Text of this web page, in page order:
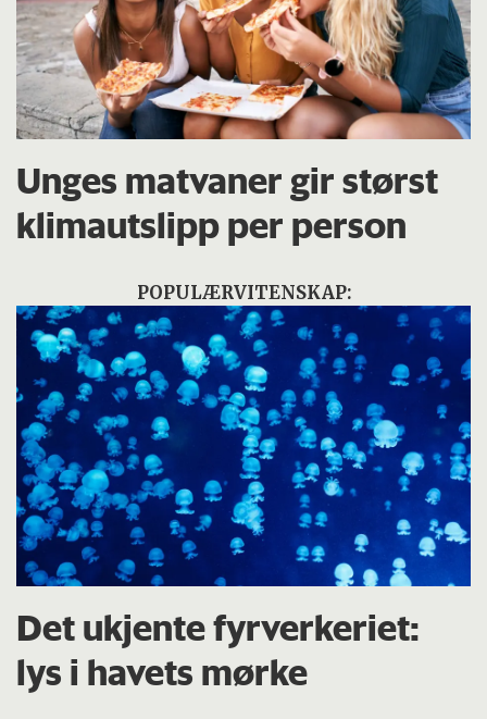
Unges matvaner gir størst
klimautslipp per person
POPULÆRVITENSKAP:
Det ukjente fyrverkeriet:
lys i havets mørke